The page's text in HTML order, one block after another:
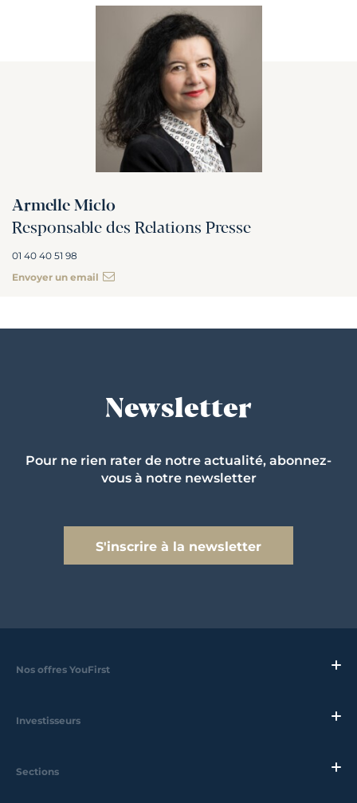
Armelle Miclo
Responsable des Relations Presse
01 40 40 51 98
Envoyer un email
Newsletter
Pour ne rien rater de notre actualité, abonnez-
vous à notre newsletter
S'inscrire à la newsletter
Nos offres YouFirst
Investisseurs
Sections